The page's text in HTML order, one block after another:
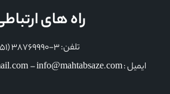
راه های
تلفن: 3-38769990 (051)
ایمیل : mahtabsazeh0@gmail.com – info@mahtabsaze.com